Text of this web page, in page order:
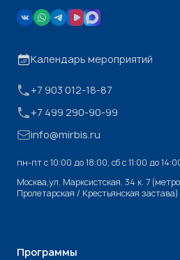
Календарь мероприятий
+7 903 012-18-87
+7 499 290-90-99
info@mirbis.ru
пн-пт с 10:00 до 18:00, cб с 11:00 до
Москва,ул. Марксистская, 34 к. 7
Пролетарская / Крестьянская застава)
Программы